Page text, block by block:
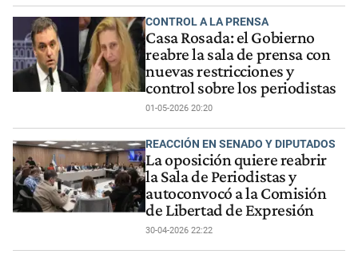
CONTROL A LA PRENSA
Casa Rosada: el Gobierno
reabre la sala de prensa con
nuevas restricciones y
control sobre los periodistas
01-05-2026 20:20
REACCIÓN EN SENADO Y DIPUTADOS
La oposición quiere reabrir
la Sala de Periodistas y
autoconvocó a la Comisión
de Libertad de Expresión
30-04-2026 22:22